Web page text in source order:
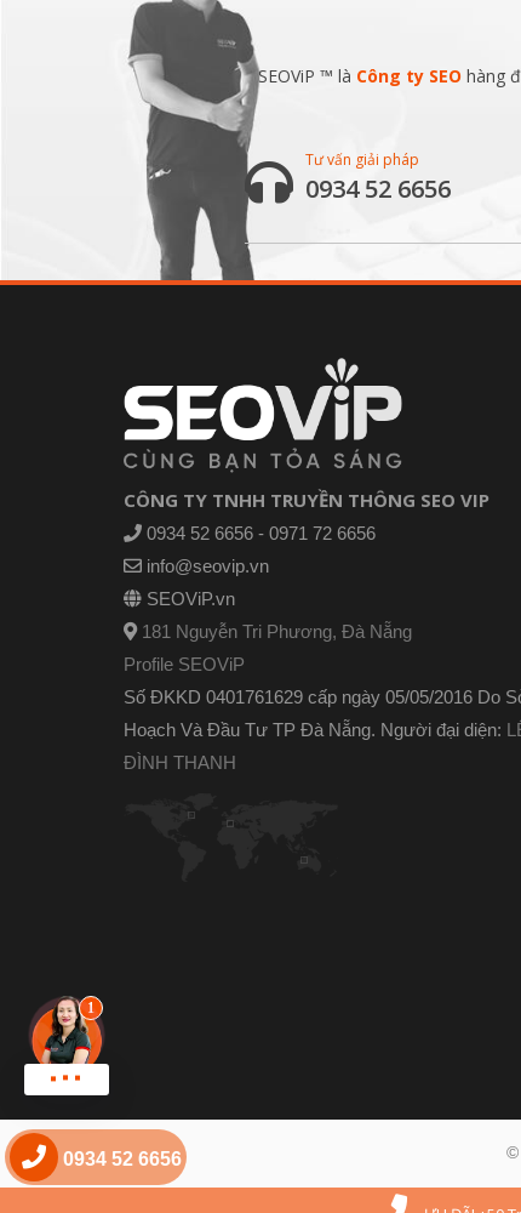
SEOViP ™ là Công ty SEO hàng
Tư vấn giải pháp
0934 52 6656
CÔNG TY TNHH TRUYỀN THÔNG SEO VIP
0934 52 6656 - 0971 72 6656
info@seovip.vn
SEOViP.vn
181 Nguyễn Tri Phương, Đà Nẵng
Profile SEOViP
Số ĐKKD 0401761629 cấp ngày 05/05/2016 Do
Hoạch Và Đầu Tư TP Đà Nẵng. Người đại diện:
ĐÌNH THANH
©
0934 52 6656